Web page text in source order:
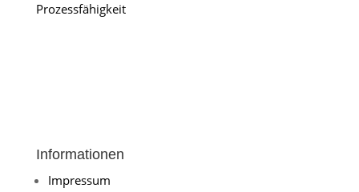
Prozessfähigkeit
Informationen
Impressum